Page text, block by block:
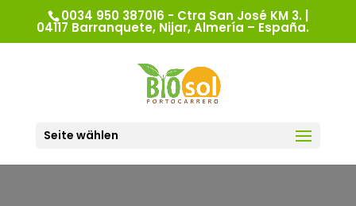
0034 950 387016 - Ctra San José KM 3. |
04117 Barranquete, Nijar, Almería – España.
Seite wählen